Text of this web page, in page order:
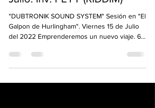
Dubtronik Sound System.
Sesión en "El Galpon de
Hurlingham" Viernes 15 de
Julio. Inv. PETY (RIDDIM)
Galpon de Hurlingham". Viernes 15 de Julio